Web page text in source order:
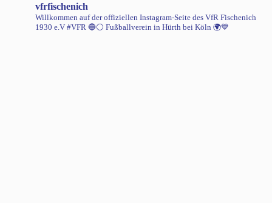
vfrfischenich
Willkommen auf der offiziellen Instagram-Seite des VfR Fischenich
1930 e.V #VFR 🔵⚪️ Fußballverein in Hürth bei Köln 🌍💙